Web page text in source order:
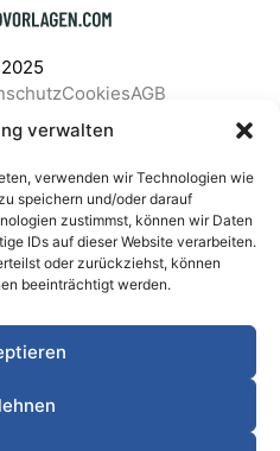
verwalten
verwenden wir Technologien wie
speichern und/oder darauf
zustimmst, können wir Daten
IDs auf dieser Website verarbeiten.
oder zurückziehst, können
beeinträchtigt werden.
CookiesAGB
Einkauf & Beschaffung
& Vorsorge